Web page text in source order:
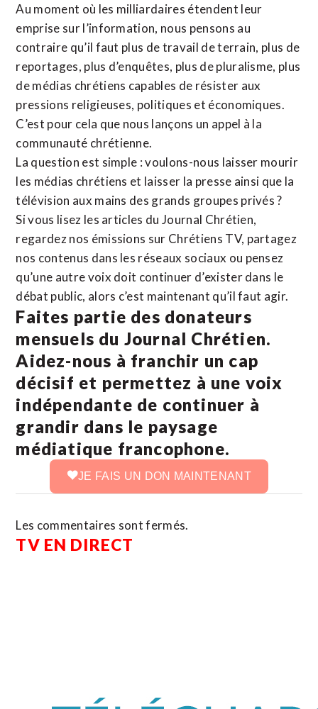
Au moment où les milliardaires étendent leur
emprise sur l’information, nous pensons au
contraire qu’il faut plus de travail de terrain, plus de
reportages, plus d’enquêtes, plus de pluralisme, plus
de médias chrétiens capables de résister aux
pressions religieuses, politiques et économiques.
C’est pour cela que nous lançons un appel à la
communauté chrétienne.
La question est simple : voulons-nous laisser mourir
les médias chrétiens et laisser la presse ainsi que la
télévision aux mains des grands groupes privés ?
Si vous lisez les articles du Journal Chrétien,
regardez nos émissions sur Chrétiens TV, partagez
nos contenus dans les réseaux sociaux ou pensez
qu’une autre voix doit continuer d’exister dans le
débat public, alors c’est maintenant qu’il faut agir.
Faites partie des donateurs
mensuels du Journal Chrétien.
Aidez-nous à franchir un cap
décisif et permettez à une voix
indépendante de continuer à
grandir dans le paysage
médiatique francophone.
JE FAIS UN DON MAINTENANT
Les commentaires sont fermés.
TV EN DIRECT